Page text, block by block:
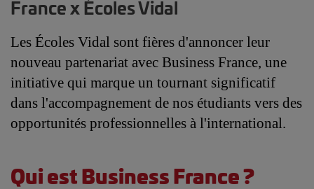
France x Écoles Vidal
Les Écoles Vidal sont fières d'annoncer leur
nouveau partenariat avec Business France, une
initiative qui marque un tournant significatif
dans l'accompagnement de nos étudiants vers des
opportunités professionnelles à l'international.
Qui est Business France ?